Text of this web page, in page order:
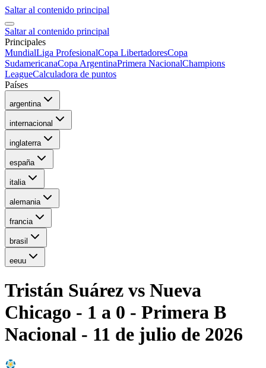
Saltar al contenido principal
Saltar al contenido principal
Principales
MundialLiga ProfesionalCopa LibertadoresCopa
SudamericanaCopa ArgentinaPrimera NacionalChampions
LeagueCalculadora de puntos
Países
argentina
internacional
inglaterra
españa
italia
alemania
francia
brasil
eeuu
Tristán Suárez vs Nueva
Chicago - 1 a 0 - Primera B
Nacional - 11 de julio de 2026